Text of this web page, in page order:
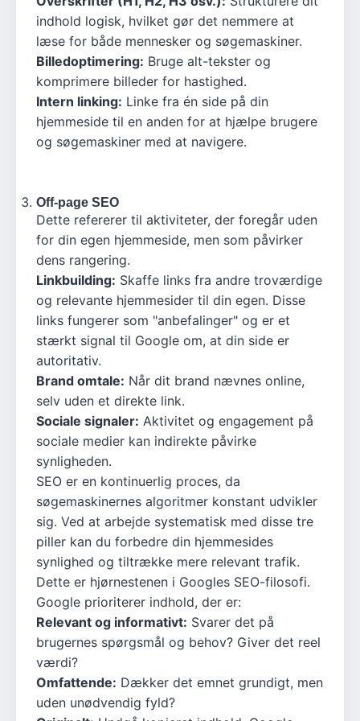
indhold logisk, hvilket gør det nemmere at
læse for både mennesker og søgemaskiner.
Billedoptimering: Bruge alt-tekster og
komprimere billeder for hastighed.
Intern linking: Linke fra én side på din
hjemmeside til en anden for at hjælpe brugere
og søgemaskiner med at navigere.
Off-page SEO
Dette refererer til aktiviteter, der foregår uden
for din egen hjemmeside, men som påvirker
dens rangering.
Linkbuilding: Skaffe links fra andre troværdige
og relevante hjemmesider til din egen. Disse
links fungerer som "anbefalinger" og er et
stærkt signal til Google om, at din side er
autoritativ.
Brand omtale: Når dit brand nævnes online,
selv uden et direkte link.
Sociale signaler: Aktivitet og engagement på
sociale medier kan indirekte påvirke
synligheden.
SEO er en kontinuerlig proces, da
søgemaskinernes algoritmer konstant udvikler
sig. Ved at arbejde systematisk med disse tre
piller kan du forbedre din hjemmesides
synlighed og tiltrække mere relevant trafik.
Dette er hjørnestenen i Googles SEO-filosofi.
Google prioriterer indhold, der er:
Relevant og informativt: Svarer det på
brugernes spørgsmål og behov? Giver det reel
værdi?
Omfattende: Dækker det emnet grundigt, men
uden unødvendig fyld?